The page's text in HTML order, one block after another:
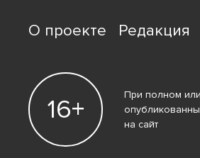
О проекте Редакция
16+
При полном
на сайт